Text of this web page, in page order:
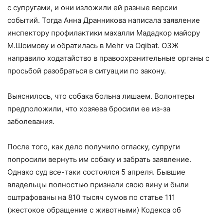
с супругами, и они изложили ей разные версии
событий. Тогда Анна Дранникова написала заявление
инспектору профилактики махалли Мададкор майору
М.Шоимову и обратилась в Mehr va Oqibat. ОЗЖ
направило ходатайство в правоохранительные органы с
просьбой разобраться в ситуации по закону.
Выяснилось, что собака больна лишаем. Волонтеры
предположили, что хозяева бросили ее из-за
заболевания.
После того, как дело получило огласку, супруги
попросили вернуть им собаку и забрать заявление.
Однако суд все-таки состоялся 5 апреля. Бывшие
владельцы полностью признали свою вину и были
оштрафованы на 810 тысяч сумов по статье 111
(жестокое обращение с животными) Кодекса об